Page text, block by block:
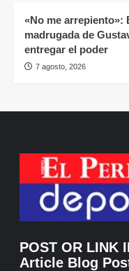
«No me arrepiento»:
madrugada de
entregar el poder
7 agosto, 2026
POST OR LINK
Article Blog